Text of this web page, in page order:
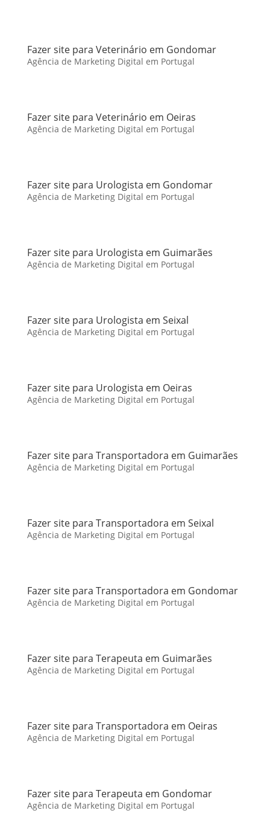
Fazer site para Veterinário em Gondomar
Agência de Marketing Digital em Portugal
Fazer site para Veterinário em Oeiras
Agência de Marketing Digital em Portugal
Fazer site para Urologista em Gondomar
Agência de Marketing Digital em Portugal
Fazer site para Urologista em Guimarães
Agência de Marketing Digital em Portugal
Fazer site para Urologista em Seixal
Agência de Marketing Digital em Portugal
Fazer site para Urologista em Oeiras
Agência de Marketing Digital em Portugal
Fazer site para Transportadora em Guimarães
Agência de Marketing Digital em Portugal
Fazer site para Transportadora em Seixal
Agência de Marketing Digital em Portugal
Fazer site para Transportadora em Gondomar
Agência de Marketing Digital em Portugal
Fazer site para Terapeuta em Guimarães
Agência de Marketing Digital em Portugal
Fazer site para Transportadora em Oeiras
Agência de Marketing Digital em Portugal
Fazer site para Terapeuta em Gondomar
Agência de Marketing Digital em Portugal